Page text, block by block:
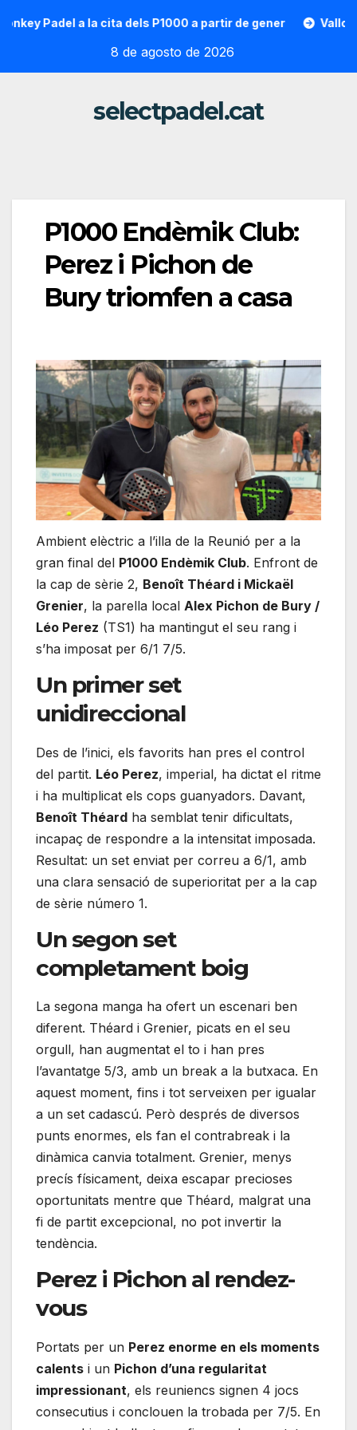
Padel a la cita dels P1000 a partir de gener Vallon
8 de agosto de 2026
selectpadel.cat
P1000 Endèmik Club:
Perez i Pichon de
Bury triomfen a casa
Ambient elèctric a l’illa de la Reunió per a la
gran final del P1000 Endèmik Club. Enfront de
la cap de sèrie 2, Benoît Théard i Mickaël
Grenier, la parella local Alex Pichon de Bury /
Léo Perez (TS1) ha mantingut el seu rang i
s’ha imposat per 6/1 7/5.
Un primer set
unidireccional
Des de l’inici, els favorits han pres el control
del partit. Léo Perez, imperial, ha dictat el ritme
i ha multiplicat els cops guanyadors. Davant,
Benoît Théard ha semblat tenir dificultats,
incapaç de respondre a la intensitat imposada.
Resultat: un set enviat per correu a 6/1, amb
una clara sensació de superioritat per a la cap
de sèrie número 1.
Un segon set
completament boig
La segona manga ha ofert un escenari ben
diferent. Théard i Grenier, picats en el seu
orgull, han augmentat el to i han pres
l’avantatge 5/3, amb un break a la butxaca. En
aquest moment, fins i tot serveixen per igualar
a un set cadascú. Però després de diversos
punts enormes, els fan el contrabreak i la
dinàmica canvia totalment. Grenier, menys
precís físicament, deixa escapar precioses
oportunitats mentre que Théard, malgrat una
fi de partit excepcional, no pot invertir la
tendència.
Perez i Pichon al rendez-
vous
Portats per un Perez enorme en els moments
calents i un Pichon d’una regularitat
impressionant, els reuniencs signen 4 jocs
consecutius i conclouen la trobada per 7/5. En